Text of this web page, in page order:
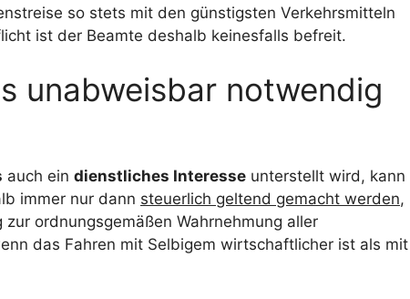
so stets mit den günstigsten Verkehrsmitteln
ist der Beamte deshalb keinesfalls befreit.
unabweisbar notwendig
auch ein dienstliches Interesse unterstellt wird, kann
immer nur dann steuerlich geltend gemacht werden,
ordnungsgemäßen Wahrnehmung aller
das Fahren mit Selbigem wirtschaftlicher ist als mit